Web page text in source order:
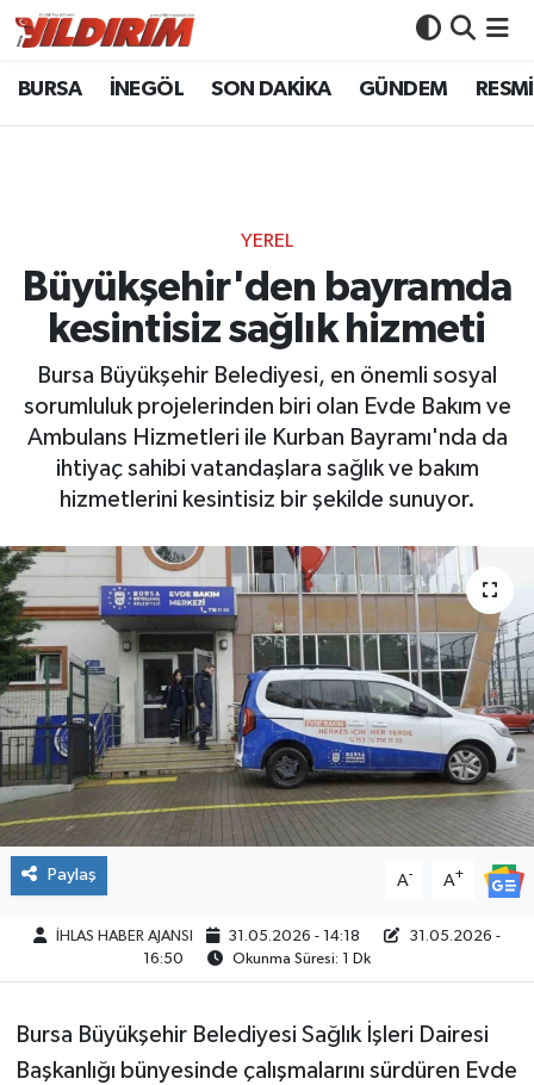
BURSA İNEGÖL SON DAKİKA GÜNDEM
YEREL
Büyükşehir'den bayramda
kesintisiz sağlık hizmeti
Bursa Büyükşehir Belediyesi, en önemli sosyal
sorumluluk projelerinden biri olan Evde Bakım ve
Ambulans Hizmetleri ile Kurban Bayramı'nda da
ihtiyaç sahibi vatandaşlara sağlık ve bakım
hizmetlerini kesintisiz bir şekilde sunuyor.
Paylaş A- A+
İHLAS HABER AJANSI 31.05.2026 - 14:18
31.05.2026 -
16:50
Okunma Süresi: 1 Dk
Bursa Büyükşehir Belediyesi Sağlık İşleri Dairesi
Başkanlığı bünyesinde çalışmalarını sürdüren Evde
BURSA
GÜNDEM
RESMİ İLANLAR
KÖŞE YAZILARI
SİYASET
SPOR
Bursa Nöbetçi Eczaneler
Bursa Trafik Yoğunluk Haritası
Süper Lig Puan Durumu ve Fikstür
Tüm Manşetler
Son Dakika Haberleri